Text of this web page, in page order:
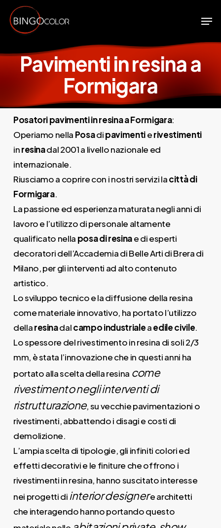
Skip
contentPavimenti in resina a
Formigara
Posatori pavimenti in resina a Formigara:
Operiamo nella Posadipavimentierivestimenti
inresinadal 2001 a livello nazionale ed
internazionale.
Riusciamo a coprire con i nostri servizi lacittà di
Formigara.
La passione ed esperienza maturata negli anni di
lavoro e l’utilizzo di personale altamente
qualificato nella posa di resinae di esperti
decoratori dell’Accademia di Belle Arti di Brera di
Milano, per gli interventi ad alto contenuto
artistico.
Lo sviluppo tecnico e la diffusione della resina
come materiale innovativo, ha portato l’utilizzo
dellaresinadalcampo industrialeaedile civile.
Lo spessore del rivestimento in resina di soli 2/3
mm, è stata l’innovazione che in questi anni ha
portato alla scelta della resina come
rivestimento negli interventi di
ristrutturazione, su vecchie pavimentazioni o
rivestimenti, abbattendo i disagi e costi di
demolizione.
L’ampia scelta di tipologie, gli infiniti colori ed
effetti decorativi e le finiture che offrono i
rivestimenti in resina, hanno suscitato interesse
nei progetti di interior designere architetti
che interagendo hanno portando questo
Menu